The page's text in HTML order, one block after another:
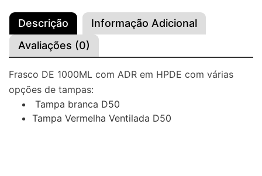
Descrição
Informação Adicional
Avaliações (0)
Frasco DE 1000ML com ADR em HPDE com várias
opções de tampas:
Tampa branca D50
Tampa Vermelha Ventilada D50